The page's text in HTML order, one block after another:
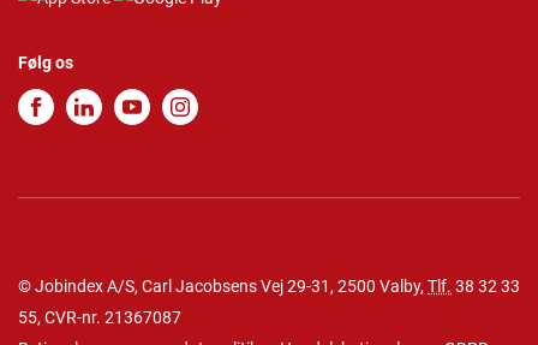
Følg os
© Jobindex A/S, Carl Jacobsens Vej 29-31, 2500 Valby, Tlf. 38 32 33
55, CVR-nr. 21367087